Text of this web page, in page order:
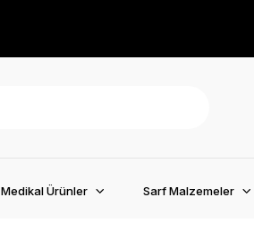
Medikal Ürünler Sarf Malzemeler